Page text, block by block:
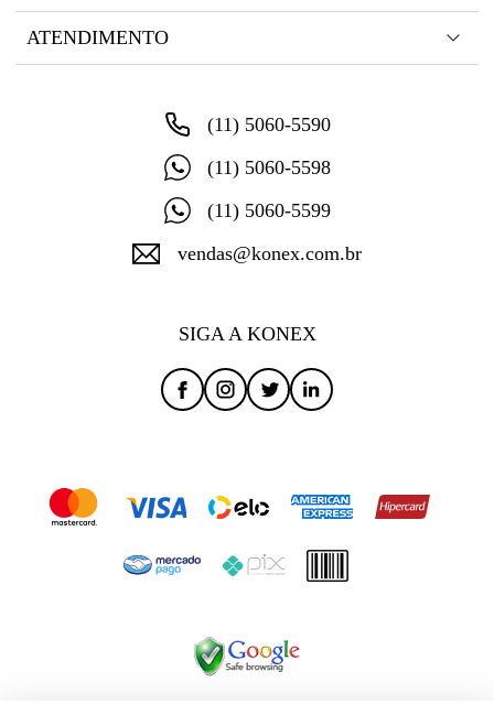
ATENDIMENTO
(11) 5060-5590
(11) 5060-5598
(11) 5060-5599
vendas@konex.com.br
SIGA A KONEX